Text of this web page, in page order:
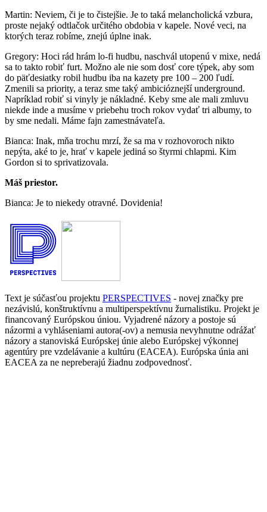
Martin: Neviem, či je to čistejšie. Je to taká melancholická vzbura,
proste nejaký odtlačok určitého obdobia v kapele. Nové veci, na
ktorých teraz robíme, znejú úplne inak.
Gregory: Hoci rád hrám lo-fi hudbu, naschvál utopenú v mixe, nedá
sa to takto robiť furt. Možno ale nie som dosť core týpek, aby som
do päťdesiatky robil hudbu iba na kazety pre 100 – 200 ľudí.
Zmenili sa priority, a teraz sme taký ambicióznejší underground.
Napríklad robiť si vinyly je nákladné. Keby sme ale mali zmluvu
niekde inde a musíme v priebehu troch rokov vydať tri albumy, to
by sme nedali. Máme fajn zamestnávateľa.
Bianca: Inak, mňa trochu mrzí, že sa ma v rozhovoroch nikto
nepýta, aké to je, hrať v kapele jediná so štyrmi chlapmi. Kim
Gordon si to sprivatizovala.
Máš priestor.
Bianca: Je to niekedy otravné. Dovidenia!
Text je súčasťou projektu PERSPECTIVES - novej značky pre
nezávislú, konštruktívnu a multiperspektívnu žurnalistiku. Projekt je
financovaný Európskou úniou. Vyjadrené názory a postoje sú
názormi a vyhláseniami autora(-ov) a nemusia nevyhnutne odrážať
názory a stanoviská Európskej únie alebo Európskej výkonnej
agentúry pre vzdelávanie a kultúru (EACEA). Európska únia ani
EACEA za ne nepreberajú žiadnu zodpovednosť.